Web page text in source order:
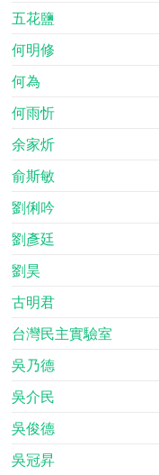
五花鹽
何明修
何為
何雨忻
余家炘
俞斯敏
劉俐吟
劉彥廷
劉昊
古明君
台灣民主實驗室
吳乃德
吳介民
吳俊德
吳冠昇